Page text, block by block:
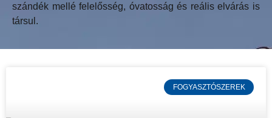
szándék mellé felelősség, óvatosság és reális elvárás is
társul.
FOGYASZTÓSZEREK